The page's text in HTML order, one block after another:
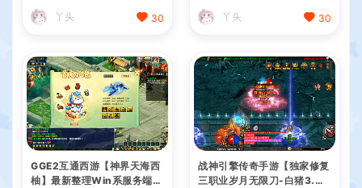
+GM授权后台+简易安卓客户
端+详细搭建教程+视频教程
丫头 30
工具+安卓+详细搭建教程
丫头 30
GGE2互通西游【神界天海西
柚】最新整理Win系服务端
战神引擎传奇手游【独家修复
三职业岁月无限刀-白猪3.